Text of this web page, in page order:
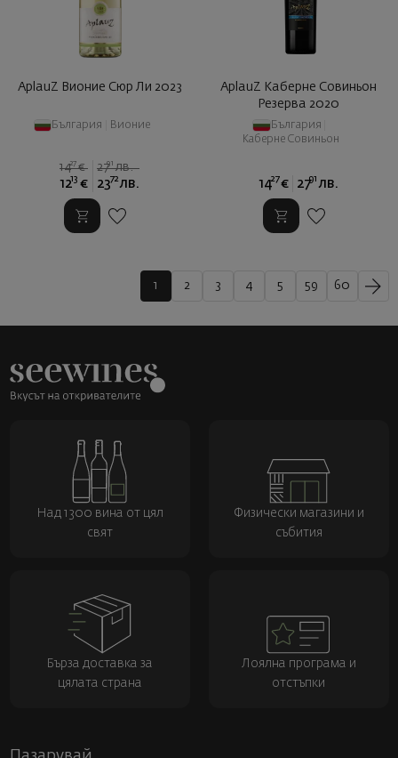
AplauZ Вионие Сюр Ли 2023
България Вионие
1427 € 2791 лв.
1213 € 2372 лв.
AplauZ Каберне Совиньон
Резерва 2020
България
Каберне Совиньон
1427 € 2791 лв.
1 2 3 4 5 59 60
Над 1300 вина от цял
свят
Физически магазини и
събития
Бърза доставка за
цялата страна
Лоялна програма и
отстъпки